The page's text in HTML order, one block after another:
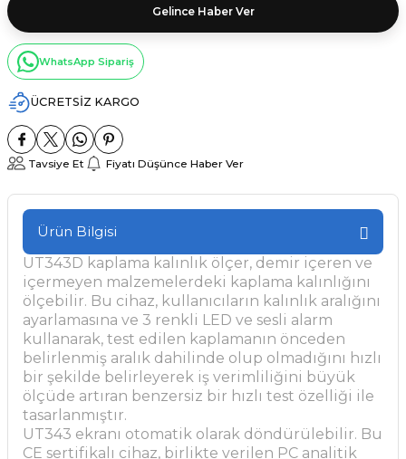
Gelince Haber Ver
WhatsApp Sipariş
ÜCRETSİZ KARGO
Tavsiye Et Fiyatı Düşünce Haber Ver
Ürün Bilgisi
UT343D kaplama kalınlık ölçer, demir içeren ve
içermeyen malzemelerdeki kaplama kalınlığını
ölçebilir. Bu cihaz, kullanıcıların kalınlık aralığını
ayarlamasına ve 3 renkli LED ve sesli alarm
kullanarak, test edilen kaplamanın önceden
belirlenmiş aralık dahilinde olup olmadığını hızlı
bir şekilde belirleyerek iş verimliliğini büyük
ölçüde artıran benzersiz bir hızlı test özelliği ile
tasarlanmıştır.
UT343 ekranı otomatik olarak döndürülebilir. Bu
CE sertifikalı cihaz, birlikte verilen PC analitik